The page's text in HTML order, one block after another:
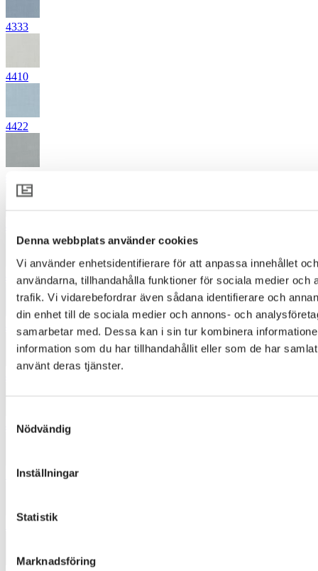
Denna webbplats använder cookies
Vi använder enhetsidentifierare för att anpassa innehållet
användarna, tillhandahålla funktioner för sociala medier och
trafik. Vi vidarebefordrar även sådana identifierare och
din enhet till de sociala medier och annons- och
samarbetar med. Dessa kan i sin tur kombinera
information som du har tillhandahållit eller som de har
använt deras tjänster.
Nödvändig
Inställningar
Statistik
Marknadsföring
4333
4410
4422
4542
4851
5031
5631